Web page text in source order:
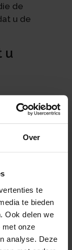
Over
te
te bieden
Ook delen we
met onze
analyse. Deze
de
u de
u
datum van
en het BSN